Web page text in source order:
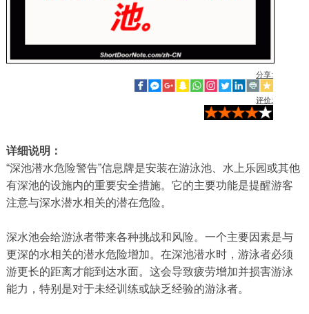
分享:
评价:
详细说明：
“深池潜水危险警告”信息牌是安装在游泳池、水上乐园或其他
有深池的设施内的重要安全措施。它的主要功能是提醒游客
注意与深水潜水相关的潜在危险。
深水池会给游泳者带来各种挑战和风险。一个主要因素是与
更深的水相关的潜水危险增加。在深池潜水时，游泳者必须
游更长的距离才能到达水面。这会导致疲劳增加并损害游泳
能力，特别是对于未经训练或缺乏经验的游泳者。